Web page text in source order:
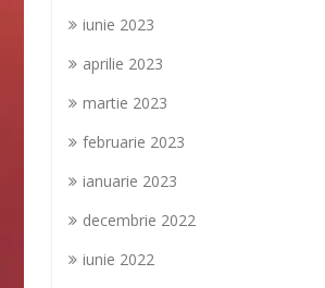
iunie 2023
aprilie 2023
martie 2023
februarie 2023
ianuarie 2023
decembrie 2022
iunie 2022